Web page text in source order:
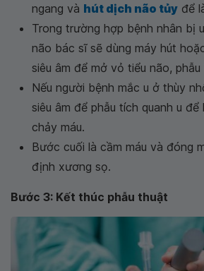
ngang và hút dịch não tủy để
Trong trường hợp bệnh nhân bị
não bác sĩ sẽ dùng máy hút
siêu âm để mở vỏ tiểu não, phẫu
Nếu người bệnh mắc u ở thùy
siêu âm để phẫu tích quanh u
chảy máu.
Bước cuối là cầm máu và đóng
định xương sọ.
Bước 3: Kết thúc phẫu thuật